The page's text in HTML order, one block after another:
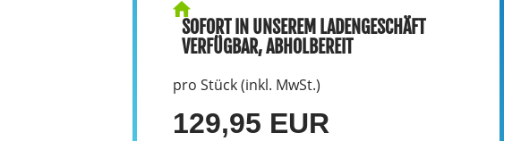
SOFORT IN UNSEREM LADENGESCHÄFT
VERFÜGBAR, ABHOLBEREIT
pro Stück (inkl. MwSt.)
129,95 EUR